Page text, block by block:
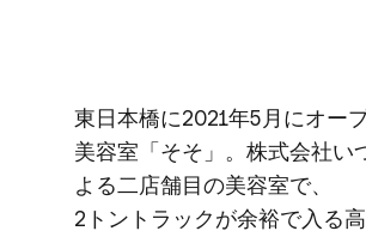
東日本橋に​2021年5月に​オー
美容室​「そそ」。​株式会社い
よる​二店舗目の​美容室で、​
2トントラックが​余裕で​入る​